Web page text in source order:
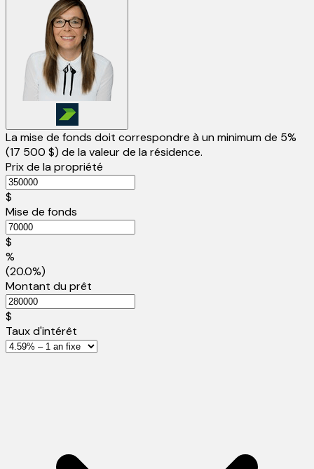
La mise de fonds doit correspondre à un minimum de 5%
(17 500 $) de la valeur de la résidence.
Prix de la propriété
$
Mise de fonds
$
%
(20.0%)
Montant du prêt
$
Taux d'intérêt